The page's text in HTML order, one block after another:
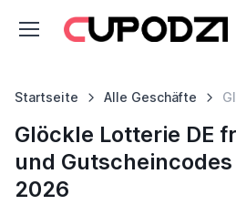
Startseite Alle Geschäfte
Glöckle Lotterie DE
und
2026